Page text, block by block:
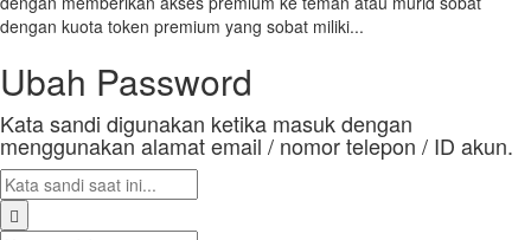
dengan kuota token premium yang sobat miliki...
Ubah Password
Kata sandi digunakan ketika masuk dengan
menggunakan alamat email / nomor telepon / ID akun.